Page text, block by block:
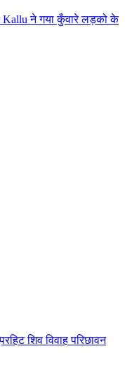
Kallu ने गया कुँवारे लड़को के
शिव विवाह परिछावन